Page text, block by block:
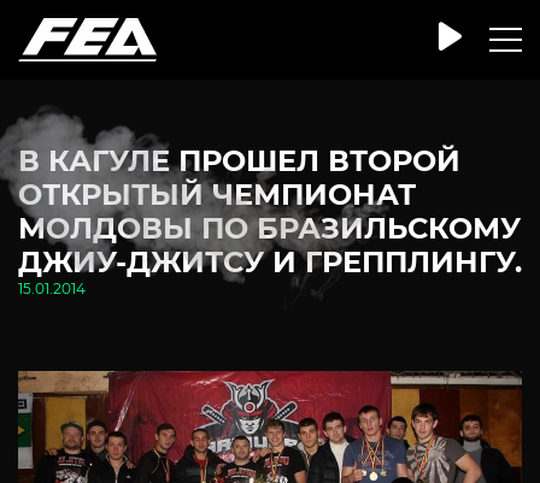
В КАГУЛЕ ПРОШЕЛ ВТОРОЙ
ОТКРЫТЫЙ ЧЕМПИОНАТ
МОЛДОВЫ ПО БРАЗИЛЬСКОМУ
ДЖИУ-ДЖИТСУ И ГРЕППЛИНГУ.
15.01.2014